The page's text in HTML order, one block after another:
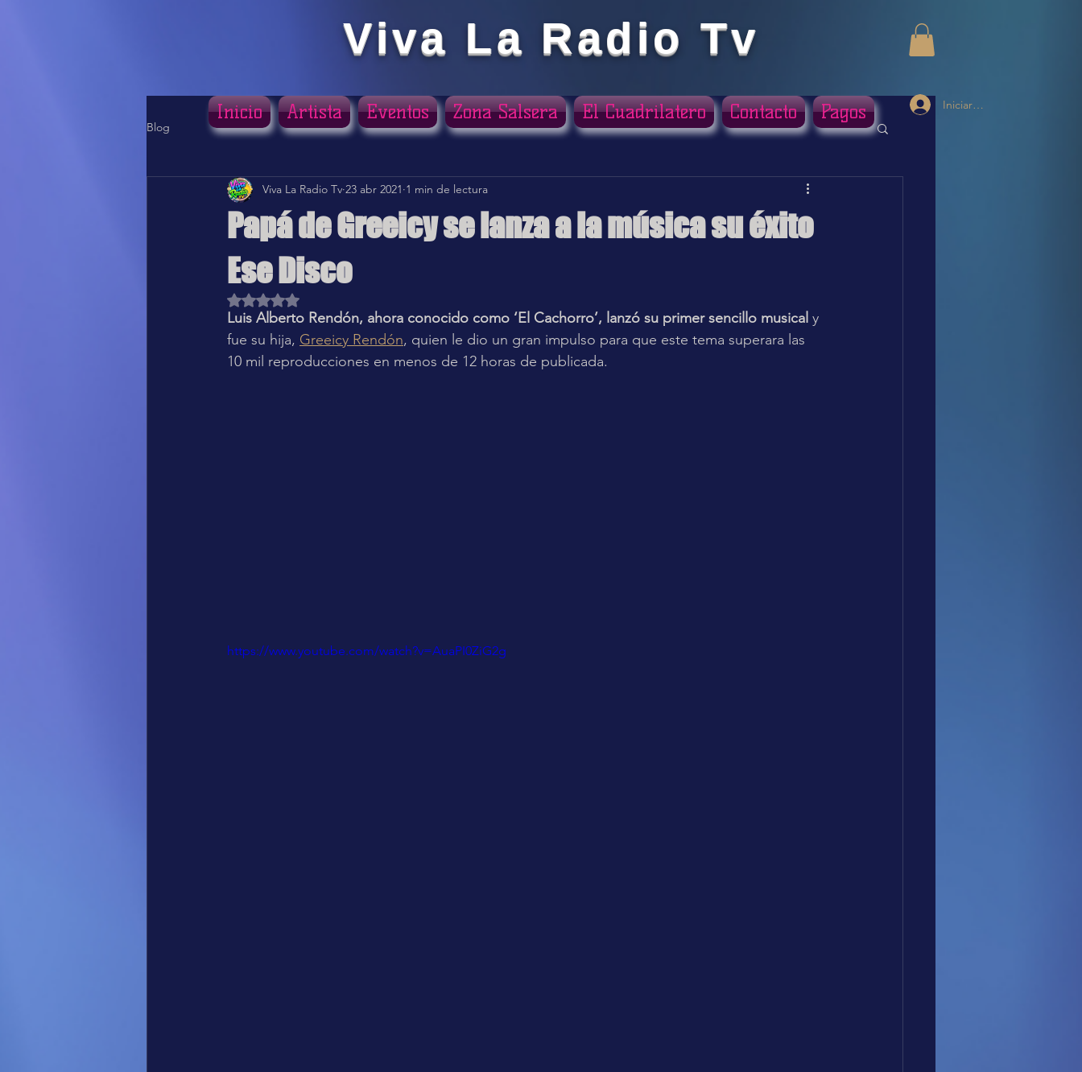
Viva La Radio Tv
Iniciar sesión
Blog
Papá de Greeicy se lanza a la música su éxito
Ese Disco
Viva La Radio Tv 23 abr 2021 1 min de lectura
Obtuvo NaN de 5 estrellas.
Luis Alberto Rendón, ahora conocido como ‘El Cachorro’, lanzó su primer sencillo musical y
fue su hija, Greeicy Rendón, quien le dio un gran impulso para que este tema superara las
10 mil reproducciones en menos de 12 horas de publicada.
https://www.youtube.com/watch?v=AuaPI0ZiG2g
Inicio Artista Eventos Zona Salsera El Cuadrilatero Contacto Pagos